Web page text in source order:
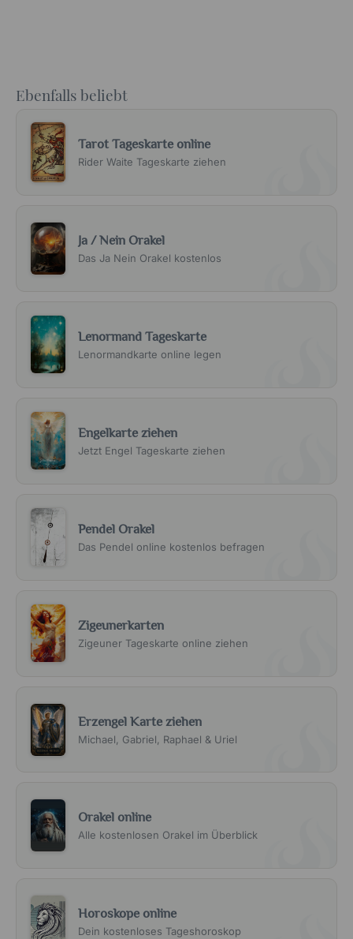
Ebenfalls beliebt
Tarot Tageskarte online
Rider Waite Tageskarte ziehen
Ja / Nein Orakel
Das Ja Nein Orakel kostenlos
Lenormand Tageskarte
Lenormandkarte online legen
Engelkarte ziehen
Jetzt Engel Tageskarte ziehen
Pendel Orakel
Das Pendel online kostenlos befragen
Zigeunerkarten
Zigeuner Tageskarte online ziehen
Erzengel Karte ziehen
Michael, Gabriel, Raphael & Uriel
Orakel online
Alle kostenlosen Orakel im Überblick
Horoskope online
Dein kostenloses Tageshoroskop